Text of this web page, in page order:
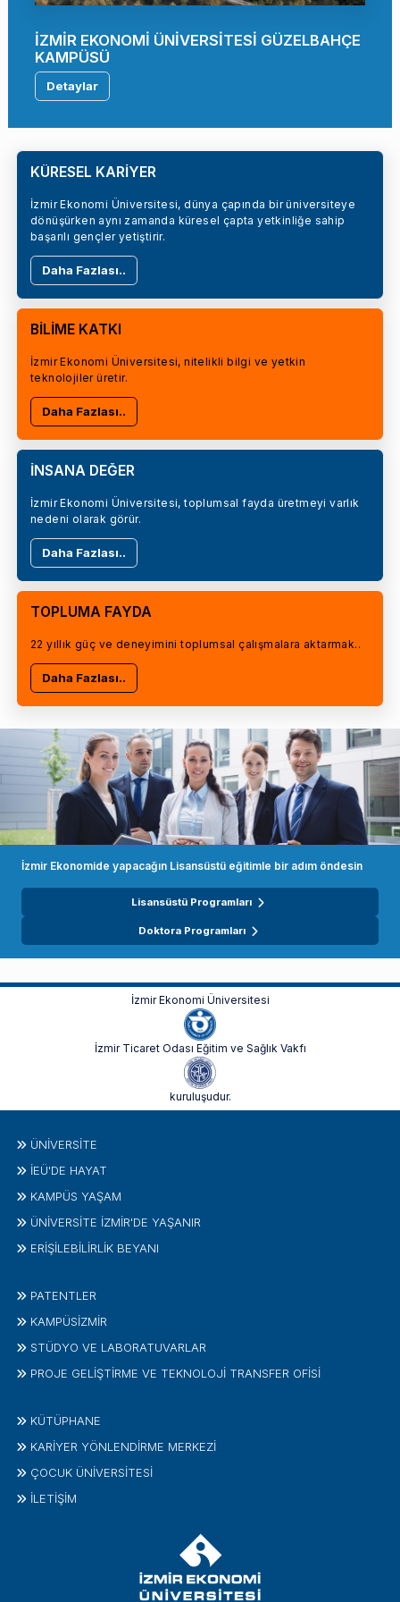
İZMİR EKONOMİ ÜNİVERSİTESİ GÜZELBAHÇE
KAMPÜSÜ
Detaylar
KÜRESEL KARİYER
İzmir Ekonomi Üniversitesi, dünya çapında bir üniversiteye
dönüşürken aynı zamanda küresel çapta yetkinliğe sahip
başarılı gençler yetiştirir.
Daha Fazlası..
BİLİME KATKI
İzmir Ekonomi Üniversitesi, nitelikli bilgi ve yetkin
teknolojiler üretir.
Daha Fazlası..
İNSANA DEĞER
İzmir Ekonomi Üniversitesi, toplumsal fayda üretmeyi varlık
nedeni olarak görür.
Daha Fazlası..
TOPLUMA FAYDA
22 yıllık güç ve deneyimini toplumsal çalışmalara aktarmak..
Daha Fazlası..
İzmir Ekonomide yapacağın Lisansüstü eğitimle bir adım öndesin
Lisansüstü Programları
Doktora Programları
İzmir Ekonomi Üniversitesi
İzmir Ticaret Odası Eğitim ve Sağlık Vakfı
kuruluşudur.
ÜNIVERSITE
İEÜ'DE HAYAT
KAMPÜS YAŞAM
ÜNİVERSİTE İZMİR'DE YAŞANIR
ERİŞİLEBİLİRLİK BEYANI
PATENTLER
KAMPÜSİZMIR
STÜDYO VE LABORATUVARLAR
PROJE GELIŞTIRME VE TEKNOLOJI TRANSFER OFISI
KÜTÜPHANE
KARİYER YÖNLENDİRME MERKEZİ
ÇOCUK ÜNIVERSITESI
İLETIŞIM